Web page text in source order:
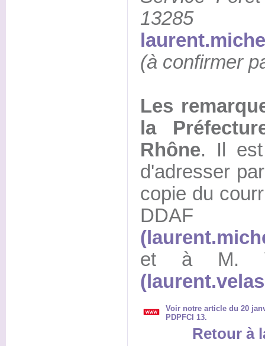
13285
(à confirmer
Les
la
Rhône. Il est
d'adresser
copie du
et à M.
Voir notre article du 20
PDPFCI 13.
Retour à